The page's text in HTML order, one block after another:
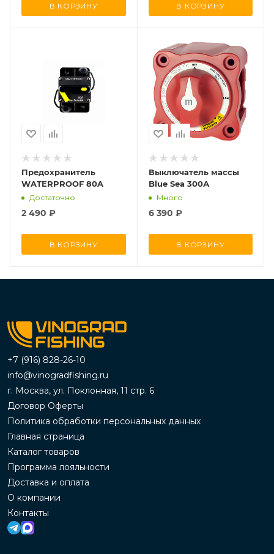
В КОРЗИНУ В КОРЗИНУ
Предохранитель
WATERPROOF 80A
Достаточно
2 490 ₽
В КОРЗИНУ
Выключатель массы
Blue Sea 300А
Много
6 390 ₽
В КОРЗИНУ
+7 (916) 828-26-10
info@vinogradfishing.ru
г. Москва, ул. Поклонная, 11 стр. 6
Договор Оферты
Политика обработки персональных данных
Главная страница
Каталог товаров
Программа лояльности
Доставка и оплата
О компании
Контакты